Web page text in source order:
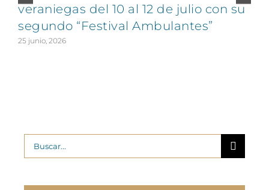
veraniegas del 10 al 12 de julio con su
segundo “Festival Ambulantes”
25 junio, 2026
Buscar: